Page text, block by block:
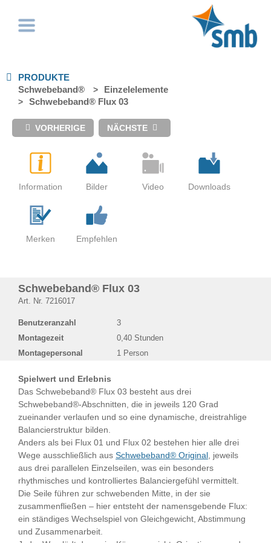
PRODUKTE
Schwebeband®
Einzelelemente
Schwebeband® Flux 03
Schwebeband® Flux 03
Art. Nr. 7216017
Benutzeranzahl
3
Montagezeit
0,40 Stunden
Montagepersonal
1 Person
Spielwert und Erlebnis
Das Schwebeband® Flux 03 besteht aus drei
Schwebeband®-Abschnitten, die in jeweils 120 Grad
zueinander verlaufen und so eine dynamische, dreistrahlige
Balancierstruktur bilden.
Anders als bei Flux 01 und Flux 02 bestehen hier alle drei
Wege ausschließlich aus Schwebeband® Original , jeweils
aus drei parallelen Einzelseilen, was ein besonders
rhythmisches und kontrolliertes Balanciergefühl vermittelt.
Die Seile führen zur schwebenden Mitte, in der sie
zusammenfließen – hier entsteht der namensgebende Flux:
ein ständiges Wechselspiel von Gleichgewicht, Abstimmung
und Zusammenarbeit.